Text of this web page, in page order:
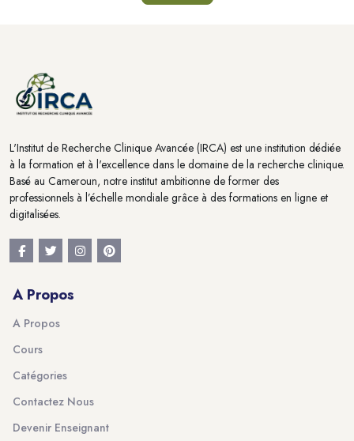
L'Institut de Recherche Clinique Avancée (IRCA) est une institution dédiée
à la formation et à l'excellence dans le domaine de la recherche clinique.
Basé au Cameroun, notre institut ambitionne de former des
professionnels à l’échelle mondiale grâce à des formations en ligne et
digitalisées.
A Propos
A Propos
Cours
Catégories
Contactez Nous
Devenir Enseignant